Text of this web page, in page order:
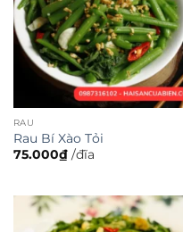
RAU
Rau Bí Xào Tỏi
75.000₫ /đĩa